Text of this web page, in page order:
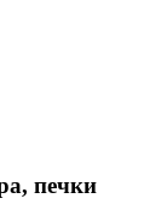
печки